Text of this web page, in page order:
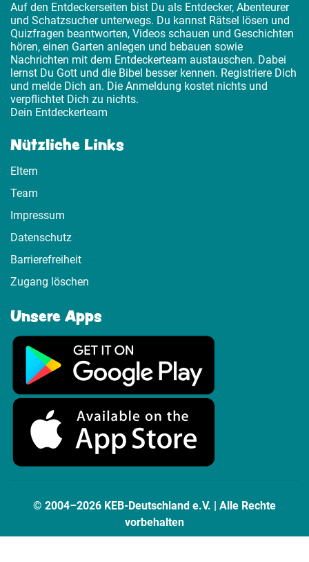
Auf den Entdeckerseiten bist Du als Entdecker, Abenteurer
und Schatzsucher unterwegs. Du kannst Rätsel lösen und
Quizfragen beantworten, Videos schauen und Geschichten
hören, einen Garten anlegen und bebauen sowie
Nachrichten mit dem Entdeckerteam austauschen. Dabei
lernst Du Gott und die Bibel besser kennen. Registriere Dich
und melde Dich an. Die Anmeldung kostet nichts und
verpflichtet Dich zu nichts.
Dein Entdeckerteam
Nützliche Links
Eltern
Team
Impressum
Datenschutz
Barrierefreiheit
Zugang löschen
Unsere Apps
© 2004–2026 KEB-Deutschland e.V. | Alle Rechte
vorbehalten